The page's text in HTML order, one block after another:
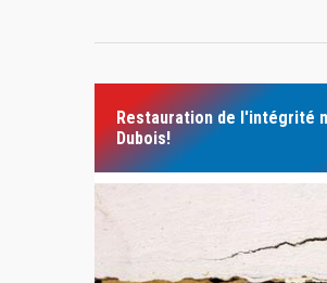
Restauration de l'intégrité
Dubois!